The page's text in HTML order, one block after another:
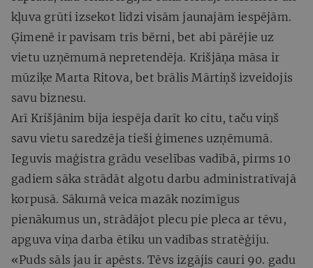
kļuva grūti izsekot līdzi visām jaunajām iespējām.
Ģimenē ir pavisam trīs bērni, bet abi pārējie uz
vietu uzņēmumā nepretendēja. Krišjāņa māsa ir
mūziķe Marta Ritova, bet brālis Mārtiņš izveidojis
savu biznesu.
Arī Krišjānim bija iespēja darīt ko citu, taču viņš
savu vietu saredzēja tieši ģimenes uzņēmumā.
Ieguvis maģistra grādu veselības vadībā, pirms 10
gadiem sāka strādāt algotu darbu administratīvajā
korpusā. Sākumā veica mazāk nozīmīgus
pienākumus un, strādājot plecu pie pleca ar tēvu,
apguva viņa darba ētiku un vadības stratēģiju.
«Puds sāls jau ir apēsts. Tēvs izgājis cauri 90. gadu